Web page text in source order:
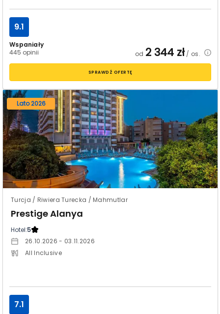
Wspaniały
445 opinii
9.1
od 2 344 zł/ os.
SPRAWDŹ OFERTĘ
Lato 2026
Turcja / Riwiera Turecka / Mahmutlar
Prestige Alanya
Hotel:5
26.10.2026 - 03.11.2026
All Inclusive
7.1